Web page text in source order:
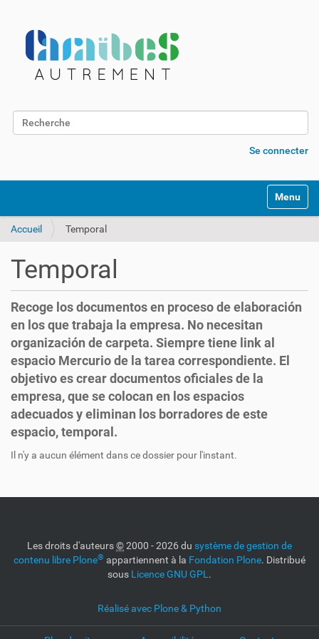
Chercher par
Se connecter
v
Toggle
Accueil Temporal
Temporal
Recoge los documentos en proceso de elaboración
en los que trabaja la empresa. No necesitan
organización de carpeta. Siempre tiene link al
espacio Mercurio de la tarea correspondiente. El
objetivo es crear documentos oficiales de la
empresa, que se colocan en los espacios
adecuados y eliminan los borradores de este
espacio, temporal.
Il n'y a aucun élément dans ce dossier pour l'instant.
Les droits d'auteurs©2000 - 2026 du système de gestion de
contenu libre Plone® appartiennent à la Fondation Plone. Distribué
sous Licence GNU GPL .
Réalisé avec Plone & Python